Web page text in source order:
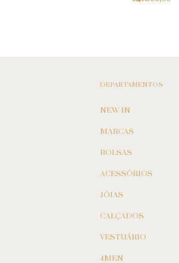
DEPARTAMENTOS
NEW IN
MARCAS
BOLSAS
ACESSÓRIOS
JÓIAS
CALÇADOS
VESTUÁRIO
4MEN